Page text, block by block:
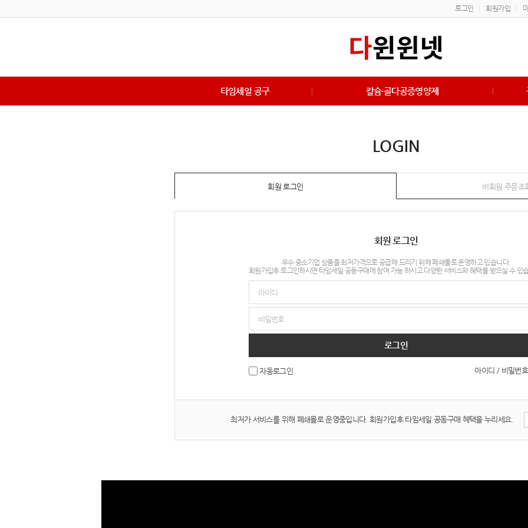
로그인 회원가입
타임세일 공구 칼슘·골다공증영양제
LOGIN
회원 로그인 비회원 주문조
회원 로그인
우수 중소기업 상품을 최저가격으로 공급해 드리기 위해 폐쇄몰로 운영하고 있습니다.
회원가입후 로그인하시면 타임세일 공동구매에 참여 가능 하시고 다양한 서비스와 혜택를 받으실 수 있
로그인
자동로그인 아이디 / 비밀번호
최저가 서비스를 위해 폐쇄몰로 운영중입니다. 회원가입후 타임세일 공동구매 혜택을 누리세요.